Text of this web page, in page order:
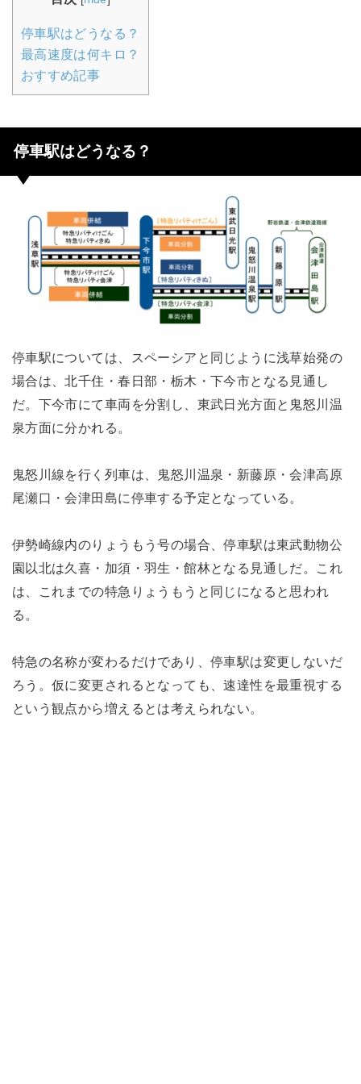
停車駅はどうなる？
最高速度は何キロ？
おすすめ記事
停車駅はどうなる？
停車駅については、スペーシアと同じように浅草始発の
場合は、北千住・春日部・栃木・下今市となる見通し
だ。下今市にて車両を分割し、東武日光方面と鬼怒川温
泉方面に分かれる。
鬼怒川線を行く列車は、鬼怒川温泉・新藤原・会津高原
尾瀬口・会津田島に停車する予定となっている。
伊勢崎線内のりょうもう号の場合、停車駅は東武動物公
園以北は久喜・加須・羽生・館林となる見通しだ。これ
は、これまでの特急りょうもうと同じになると思われ
る。
特急の名称が変わるだけであり、停車駅は変更しないだ
ろう。仮に変更されるとなっても、速達性を最重視する
という観点から増えるとは考えられない。